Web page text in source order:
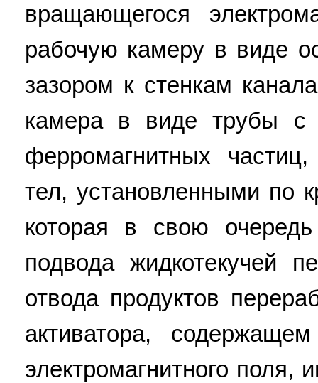
вращающегося
рабочую камеру в виде
зазором к стенкам
камера в виде трубы с
ферромагнитных
тел, установленными по
которая в свою
подвода жидкотекучей
отвода продуктов
активатора,
электромагнитного